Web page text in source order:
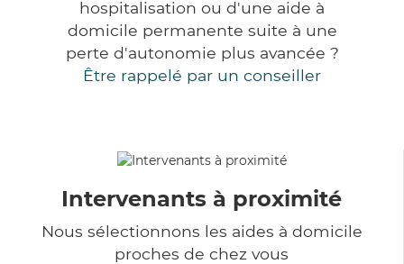
hospitalisation ou d'une aide à
domicile permanente suite à une
perte d'autonomie plus avancée ?
Être rappelé par un conseiller
Intervenants à proximité
Nous sélectionnons les aides à domicile
proches de chez vous